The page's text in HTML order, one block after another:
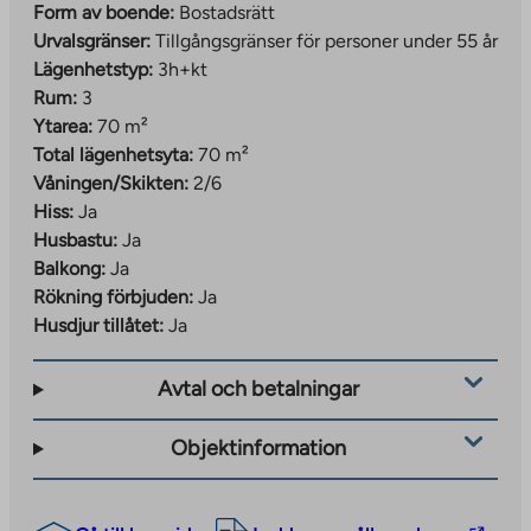
butiker och alla tjänster i stadens centrum finns i
närheten. Ruissalo ö ligger bara cirka tre kilometer bort,
vilket också lätt kan nås med cykel. För den
kulturintresserade finns historiska sevärdheter som
Åbo slott. Smidig kollektivtrafik och korta avstånd till
tjänster gör vardagen bekymmersfri.
Form av boende: Bostadsrätt
Urvalsgränser: Tillgångsgränser för personer under 55 år
Lägenhetstyp: 3h+kt
Rum: 3
Ytarea: 70 m²
Total lägenhetsyta: 70 m²
Våningen/Skikten: 2/6
Hiss: Ja
Husbastu: Ja
Balkong: Ja
Rökning förbjuden: Ja
Husdjur tillåtet: Ja
Avtal och betalningar
Objektinformation